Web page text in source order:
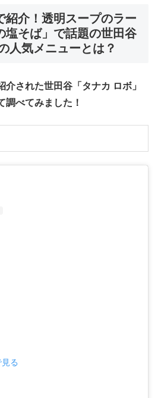
介！ 透明スープのラー
塩そば」で話題の世田谷
人気メニューとは？
された世田谷「タナカ ロボ」
調べてみました！
る